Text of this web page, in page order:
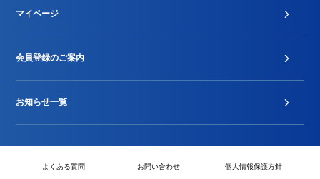
2024年度新設項目届出状況
マイページ
会員登録のご案内
お知らせ一覧
よくある質問 お問い合わせ 個人情報保護方針